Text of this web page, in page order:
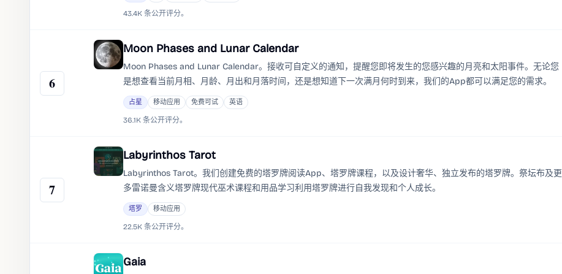
43.4K 条公开评分。
6
Moon Phases and Lunar Calendar
Moon Phases and Lunar Calendar。接收可自定义的通知，提醒您即将发生的您感兴趣的月亮和太阳事件。无论您
是想查看当前月相、月龄、月出和月落时间，还是想知道下一次满月何时到来，我们的App都可以满足您的需求。
占星 移动应用 免费可试 英语
36.1K 条公开评分。
7
Labyrinthos Tarot
Labyrinthos Tarot。我们创建免费的塔罗牌阅读App、塔罗牌课程，以及设计奢华、独立发布的塔罗牌。祭坛布及更
多雷诺曼含义塔罗牌现代巫术课程和用品学习利用塔罗牌进行自我发现和个人成长。
塔罗 移动应用
22.5K 条公开评分。
Gaia